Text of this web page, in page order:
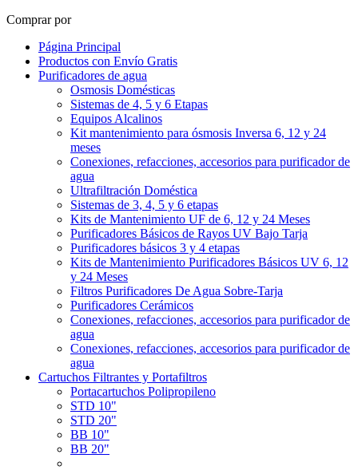
Comprar por
Página Principal
Productos con Envío Gratis
Purificadores de agua
Osmosis Domésticas
Sistemas de 4, 5 y 6 Etapas
Equipos Alcalinos
Kit mantenimiento para ósmosis Inversa 6, 12 y 24
meses
Conexiones, refacciones, accesorios para purificador de
agua
Ultrafiltración Doméstica
Sistemas de 3, 4, 5 y 6 etapas
Kits de Mantenimiento UF de 6, 12 y 24 Meses
Purificadores Básicos de Rayos UV Bajo Tarja
Purificadores básicos 3 y 4 etapas
Kits de Mantenimiento Purificadores Básicos UV 6, 12
y 24 Meses
Filtros Purificadores De Agua Sobre-Tarja
Purificadores Cerámicos
Conexiones, refacciones, accesorios para purificador de
agua
Conexiones, refacciones, accesorios para purificador de
agua
Cartuchos Filtrantes y Portafiltros
Portacartuchos Polipropileno
STD 10"
STD 20"
BB 10"
BB 20"